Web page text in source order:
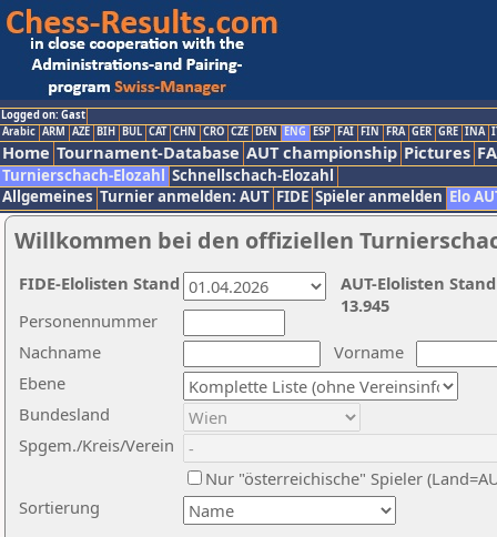
Logged on: Gast
Arabic ARM AZE BIH BUL CAT CHN CRO CZE DEN ENG ESP FAI FIN FRA GER GRE INA
Home Tournament-Database AUT championship Pictures
Turnierschach-Elozahl Schnellschach-Elozahl
Allgemeines Turnier anmelden: AUT FIDE Spieler anmelden Elo
Willkommen bei den offiziellen
Nachname
Vorname
Ebene
Sortierung
Personennummer
Bundesland
Spgem./Kreis/Verein
Nur "österreichische" Spieler
AUT-Elolisten
13.945
FIDE-Elolisten Stand